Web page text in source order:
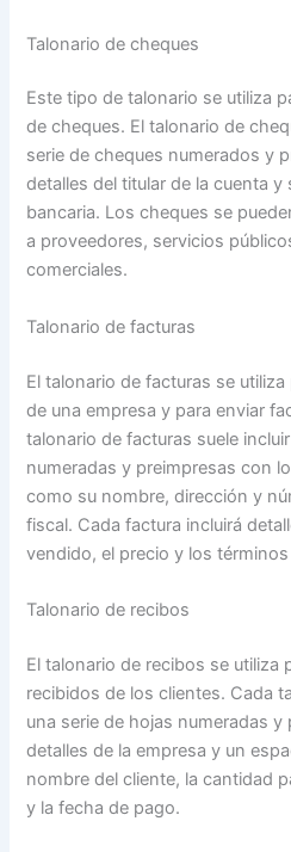
Talonario de cheques
Este tipo de talonario se utiliza
de cheques. El talonario de
serie de cheques numerados y
detalles del titular de la cuenta y
bancaria. Los cheques se
a proveedores, servicios
comerciales.
Talonario de facturas
El talonario de facturas se
de una empresa y para enviar
talonario de facturas suele
numeradas y preimpresas con
como su nombre, dirección y
fiscal. Cada factura incluirá
vendido, el precio y los
Talonario de recibos
El talonario de recibos se utiliza
recibidos de los clientes. Cada
una serie de hojas numeradas
detalles de la empresa y un
nombre del cliente, la cantidad
y la fecha de pago.